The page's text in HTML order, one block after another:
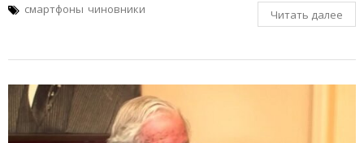
смартфоны чиновники Читать далее